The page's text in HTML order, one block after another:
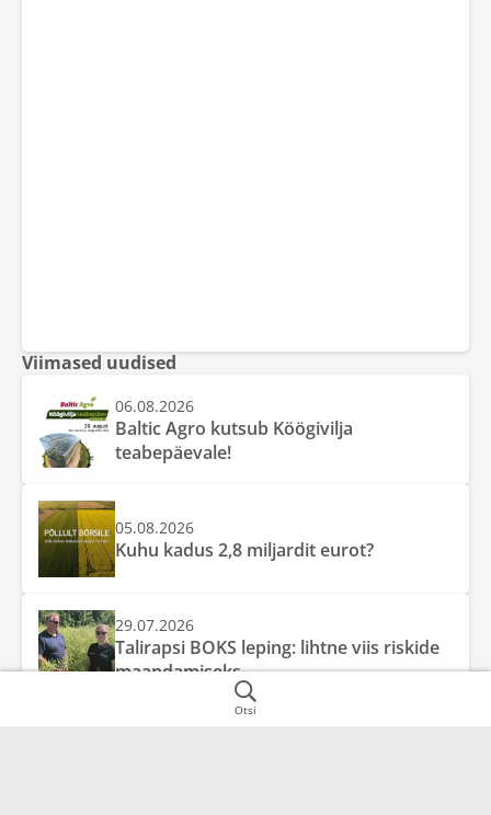
Otsi
Viimased uudised
06.08.2026
Baltic Agro kutsub Köögivilja
teabepäevale!
05.08.2026
Kuhu kadus 2,8 miljardit eurot?
29.07.2026
Talirapsi BOKS leping: lihtne viis riskide
maandamiseks